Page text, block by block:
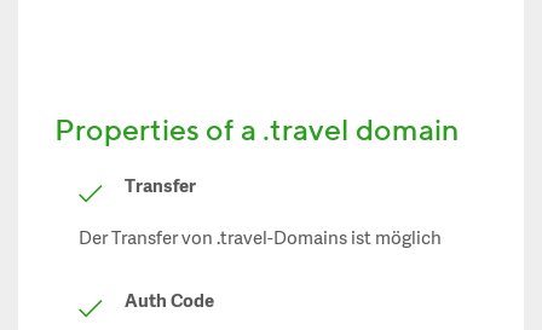
Properties of a .travel domain
Transfer
Der Transfer von .travel-Domains ist möglich
Auth Code